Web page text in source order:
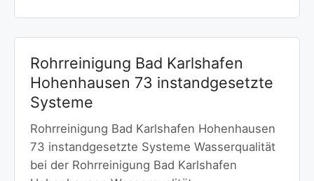
Rohrreinigung Bad Karlshafen
Hohenhausen 73 instandgesetzte
Systeme
Rohrreinigung Bad Karlshafen Hohenhausen
73 instandgesetzte Systeme Wasserqualität
bei der Rohrreinigung Bad Karlshafen